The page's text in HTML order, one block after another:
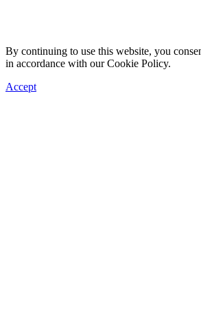
By continuing to use this website, you
in accordance with our Cookie Policy.
Accept